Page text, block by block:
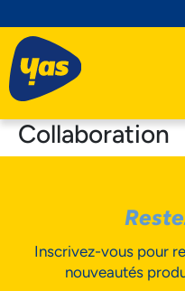
Collaboration
Inscrivez-vous pour
nouveautés